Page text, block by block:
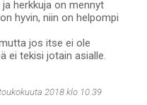
herkkuja on mennyt
hyvin, niin on helpompi
jos itse ei ole
ei tekisi jotain asialle.
2018 klo 10.39